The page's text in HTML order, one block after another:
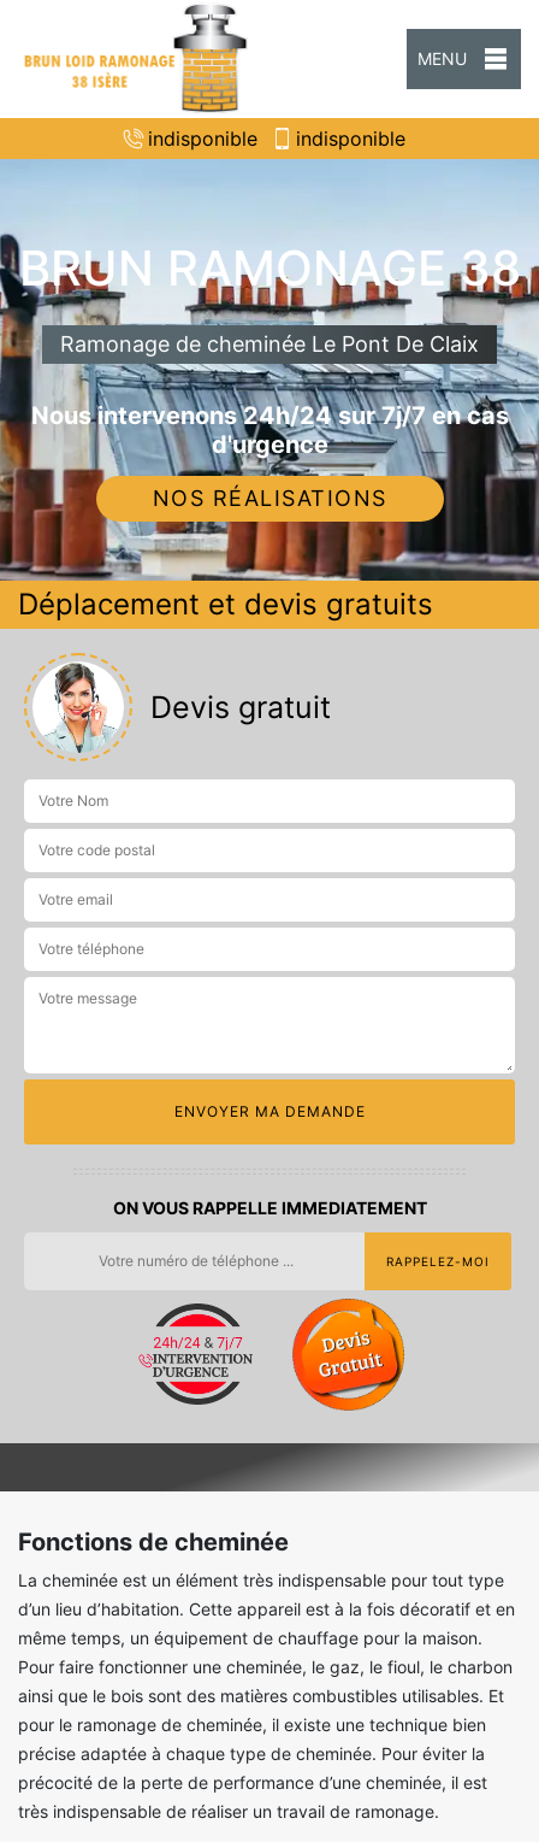
MENU
indisponible indisponible
BRUN RAMONAGE 38
Ramonage de cheminée Le Pont De Claix
Nous intervenons 24h/24 sur 7j/7 en cas
d'urgence
NOS RÉALISATIONS
Déplacement et devis gratuits
Devis gratuit
ON VOUS RAPPELLE IMMEDIATEMENT
Fonctions de cheminée
La cheminée est un élément très indispensable pour tout type
d’un lieu d’habitation. Cette appareil est à la fois décoratif et en
même temps, un équipement de chauffage pour la maison.
Pour faire fonctionner une cheminée, le gaz, le fioul, le charbon
ainsi que le bois sont des matières combustibles utilisables. Et
pour le ramonage de cheminée, il existe une technique bien
précise adaptée à chaque type de cheminée. Pour éviter la
précocité de la perte de performance d’une cheminée, il est
très indispensable de réaliser un travail de ramonage.